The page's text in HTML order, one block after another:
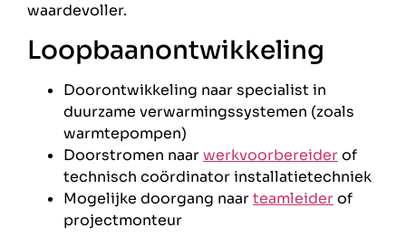
waardevoller.
Loopbaanontwikkeling
Doorontwikkeling naar specialist in
duurzame verwarmingssystemen (zoals
warmtepompen)
Doorstromen naarwerkvoorbereiderof
technisch coördinator installatietechniek
Mogelijke doorgang naarteamleiderof
projectmonteur